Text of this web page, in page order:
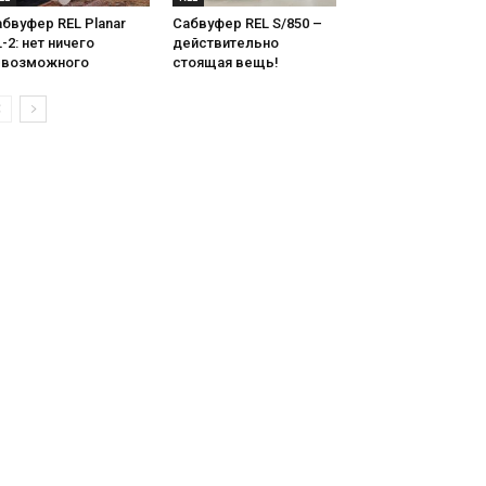
REL Planar
2: нет ничего
Сабвуфер REL S/850 –
действительно
стоящая вещь!